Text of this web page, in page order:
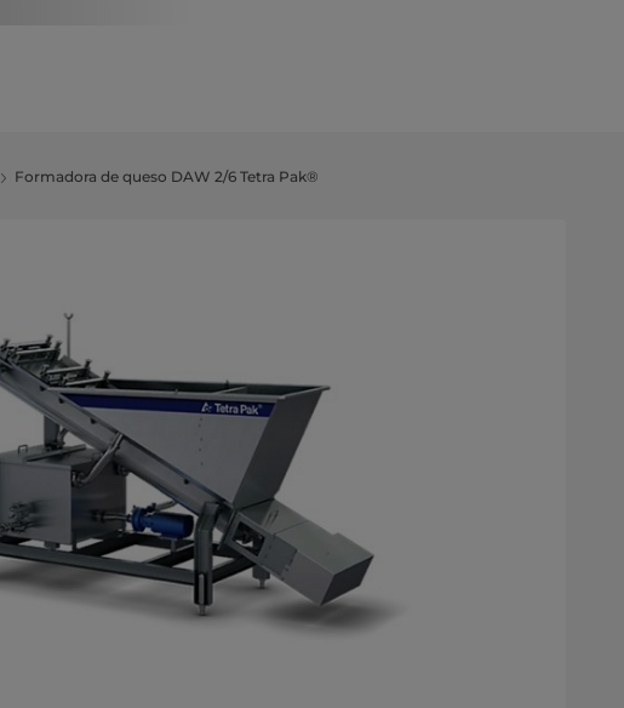
Formadora de queso DAW 2/6 Tetra Pak®